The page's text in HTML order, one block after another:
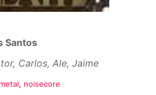
Santos
Carlos, Ale, Jaime
metal, noisecore